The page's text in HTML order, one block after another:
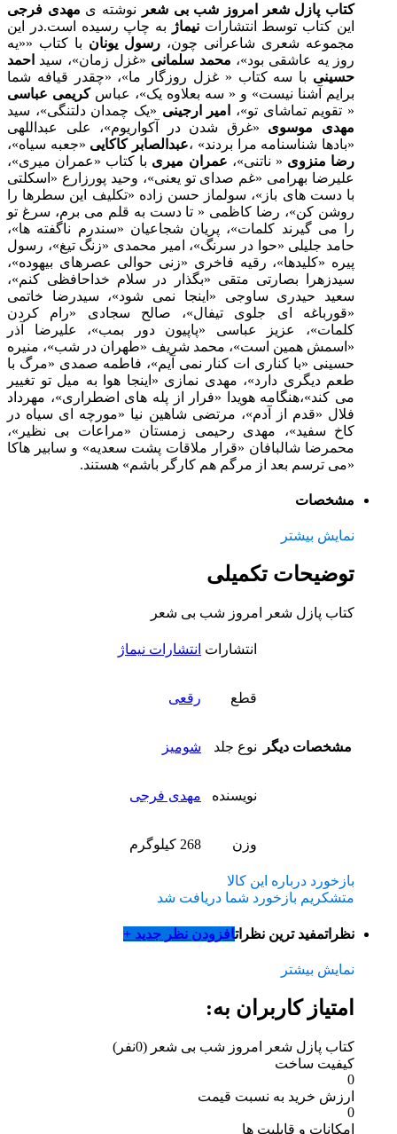
کتاب پازل شعر امروز شب بی شعر نوشته ی مهدی فرجی
این کتاب توسط انتشاراتنیماژ به چاپ رسیده است.در این
مجموعه شعری شاعرانی چون، رسول یونان با کتاب ««یه
روز یه عاشقی بود»، محمد سلمانی «غزل زمان»، سید احمد
حسینی با سه کتاب « غزل روزگار ما»، «چقدر قیافه شما
برایم آشنا نیست» و « سه بعلاوه یک»، عباسکریمی عباسی
« تقویم تماشای تو»،
امیر ارجینی «یک چمدان دلتنگی»، سید
مهدی موسوی «غرق شدن در آکواریوم»، علی عبداللهی
«بادها شناسنامه مرا بردند» ،عبدالصابر کاکایی «جعبه سیاه»،
رضا منزوی « ناتنی»، عمران میری با کتاب «عمران میری»،
علیرضا بهرامی «غم صدای تو یعنی»، وحید پورزارع «اسکلتی
با دست های باز»، سولماز حسن زاده «تکلیف این سطرها را
روشن کن»، رضا کاظمی « تا دست به قلم می برم، سرغ تو
را می گیرند کلمات»، پریان شجاعیان «سندرم ناگفته ها»،
حامد جلیلی «حوا در سرنگ»، امیر محمدی «زنگ تیغ»، رسول
پیره «کلیدها»، رقیه فاخری «زنی حوالی عصرهای بیهوده»،
سیدزهرا بصارتی متقی «بگذار در سلام خداحافظی کنم»،
سعید حیدری ساوجی «اینجا نمی شود»، سیدرضا خاتمی
«قورباغه ای جلوی تیفال»، صالح سجادی «رام کردن
کلمات»، عزیز عباسی «پاپیون دور بمب»، علیرضا آذر
«اسمش همین است»، محمد شریف «طهران در شب»، منیره
حسینی «با کناری ات کنار نمی آیم»، فاطمه صمدی «مرگ با
طعم دیگری دارد»، مهدی نمازی «اینجا هوا به میل تو تغییر
می کند»،هنگامه هویدا «فرار از پله های اضطراری»، مهرداد
فلال «قدم از آدم»، مرتضی شاهین نیا «مورچه ای سیاه در
کاخ سفید»، مهدی رحیمی زمستان «مراعات بی نظیر»،
محمرضا شالبافان «قرار ملاقات پشت سعدیه» و سابیر هاکا
«می ترسم بعد از مرگم هم کارگر باشم» هستند.
مشخصات
نمایش بیشتر
توضیحات تکمیلی
کتاب پازل شعر امروز شب بی شعر
مشخصات دیگر
انتشارات انتشارات نیماژ
قطع رقعی
نوع جلد شومیز
نویسنده مهدی فرجی
وزن 268 کیلوگرم
بازخورد درباره این کالا
متشکریم بازخورد شما دریافت شد
نظراتمفید ترین نظراتافزودن نظر جدید +
نمایش بیشتر
امتیاز کاربران به:
کتاب پازل شعر امروز شب بی شعر (0نفر)
کیفیت ساخت
0
ارزش خرید به نسبت قیمت
0
امکانات و قابلیت ها